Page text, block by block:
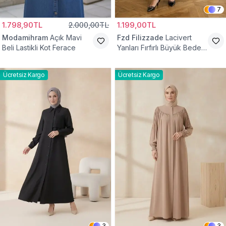
1.798,90TL 2.000,00TL
Modamihram Açık Mavi
Beli Lastikli Kot Ferace
7
1.199,00TL
Fzd Filizzade Lacivert
Yanları Fırfırlı Büyük Beden
Ücretsiz Kargo Ücretsiz Kargo